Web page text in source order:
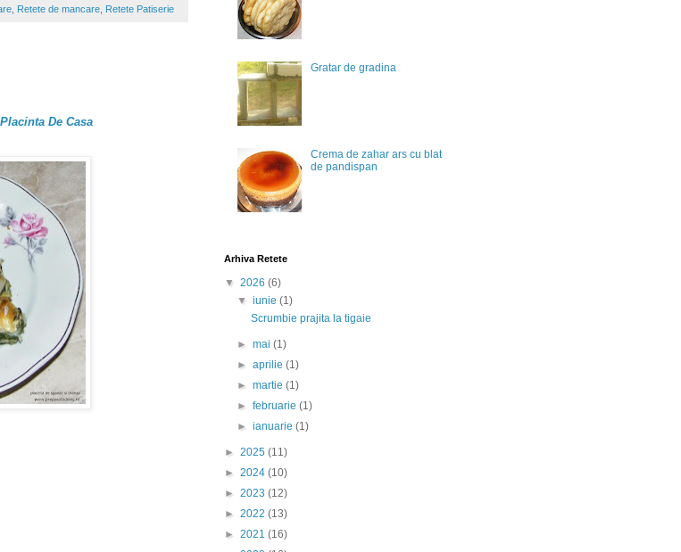
Retete de mancare Retete Patiserie
De Casa
Gratar de gradina
Crema de zahar ars cu blat
de pandispan
Arhiva Retete
▼ 2026 (6)
▼iunie(1)
Scrumbie prajita la tigaie
►mai(1)
►aprilie(1)
►martie(1)
►februarie(1)
►ianuarie(1)
► 2025 (11)
► 2024 (10)
► 2023 (12)
► 2022 (13)
► 2021 (16)